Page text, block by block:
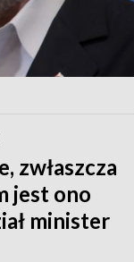
zwłaszcza
jest ono
minister